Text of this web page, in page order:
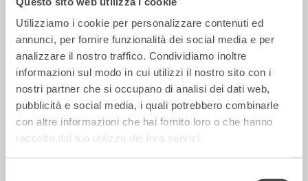
Utilizziamo i cookie per personalizzare contenuti ed
annunci, per fornire funzionalità dei social media e per
analizzare il nostro traffico. Condividiamo inoltre
informazioni sul modo in cui utilizzi il nostro sito con i
nostri partner che si occupano di analisi dei dati web,
pubblicità e social media, i quali potrebbero combinarle
con altre informazioni che hai fornito loro o che hanno
raccolto dal tuo utilizzo dei loro servizi.